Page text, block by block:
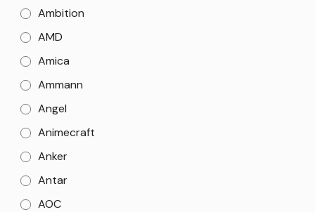
Ambition
AMD
Amica
Ammann
Angel
Animecraft
Anker
Antar
AOC